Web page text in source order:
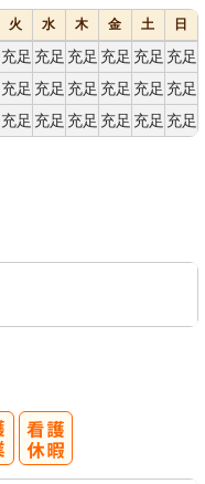
火 水 木 金 土
日
充足 充足 充足 充足 充足 充足
充足 充足 充足 充足 充足 充足
充足 充足 充足 充足 充足 充足